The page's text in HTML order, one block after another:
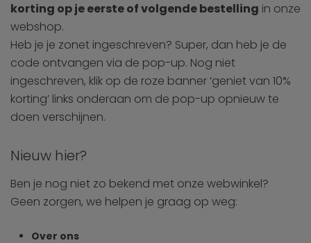
korting op je eerste of volgende bestelling in onze
webshop.
Heb je je zonet ingeschreven? Super, dan heb je de
code ontvangen via de pop-up. Nog niet
ingeschreven, klik op de roze banner ‘geniet van 10%
korting’ links onderaan om de pop-up opnieuw te
doen verschijnen.
Nieuw hier?
Ben je nog niet zo bekend met onze webwinkel?
Geen zorgen, we helpen je graag op weg:
Over ons